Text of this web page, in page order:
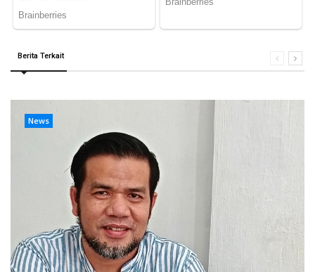
Berita Terkait
News